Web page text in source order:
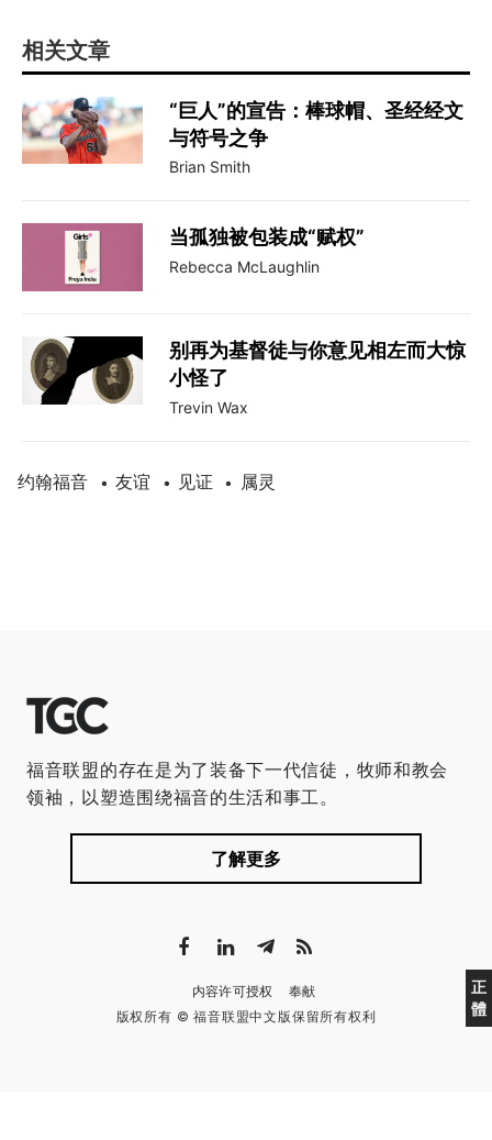
相关文章
“巨人”的宣告：棒球帽、圣经经文
与符号之争
Brian Smith
当孤独被包装成“赋权”
Rebecca McLaughlin
别再为基督徒与你意见相左而大惊
小怪了
Trevin Wax
约翰福音 • 友谊 • 见证 • 属灵
正
體
福音联盟的存在是为了装备下一代信徒，牧师和教会
领袖，以塑造围绕福音的生活和事工。
了解更多
内容许可授权
奉献
版权所有 © 福音联盟中文版保留所有权利